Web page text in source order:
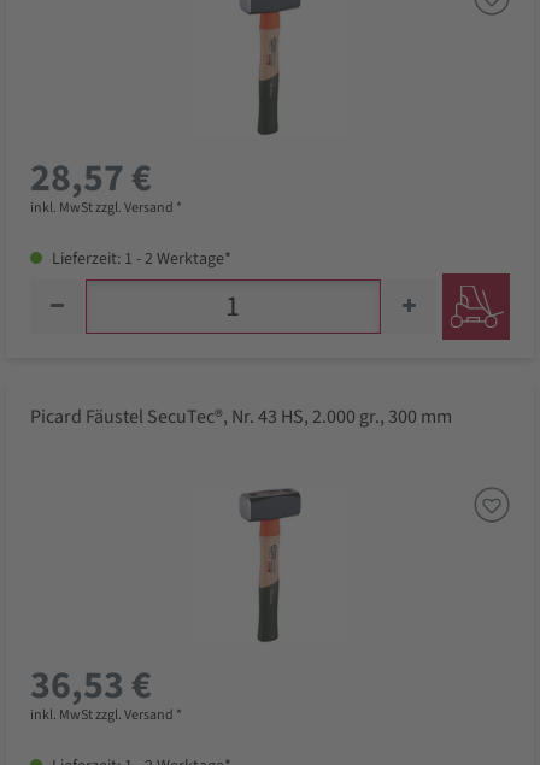
28,57 €
inkl. MwSt zzgl. Versand *
Lieferzeit: 1 - 2 Werktage*
Picard Fäustel SecuTec®, Nr. 43 HS, 2.000 gr., 300 mm
36,53 €
inkl. MwSt zzgl. Versand *